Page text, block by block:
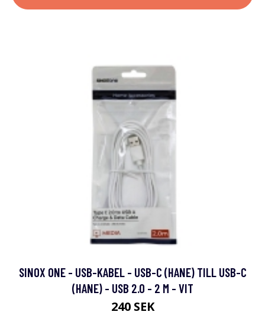
SINOX ONE - USB-KABEL - USB-C (HANE) TILL USB-C
(HANE) - USB 2.0 - 2 M - VIT
240 SEK